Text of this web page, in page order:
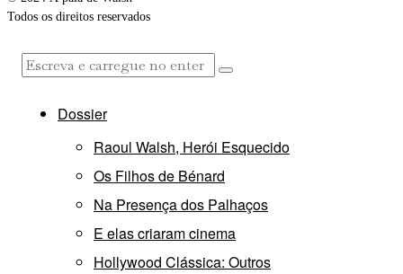
Todos os direitos reservados
Dossier
Raoul Walsh, Herói Esquecido
Os Filhos de Bénard
Na Presença dos Palhaços
E elas criaram cinema
Hollywood Clássica: Outros